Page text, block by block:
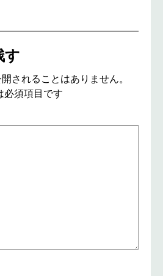
す
されることはありません。
必須項目です